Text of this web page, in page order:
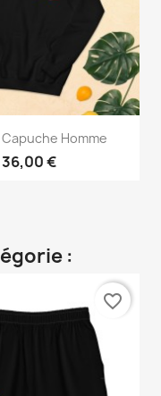
rapide
Homme
36,00 €
:
favorite_border